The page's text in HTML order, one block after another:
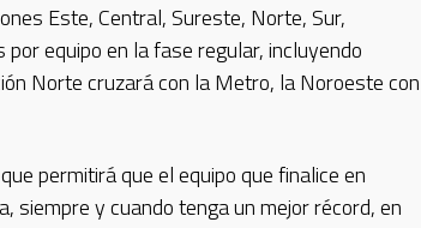
Este, Central, Sureste, Norte, Sur,
equipo en la fase regular, incluyendo
Norte cruzará con la Metro, la Noroeste con
permitirá que el equipo que finalice en
siempre y cuando tenga un mejor récord, en